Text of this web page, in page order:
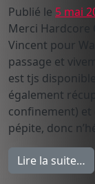
Publié le 5 mai
Merci Hardcore
Vincent pour
passage et
est tjs
également
confinement) et
pépite, donc
Lire la suite…